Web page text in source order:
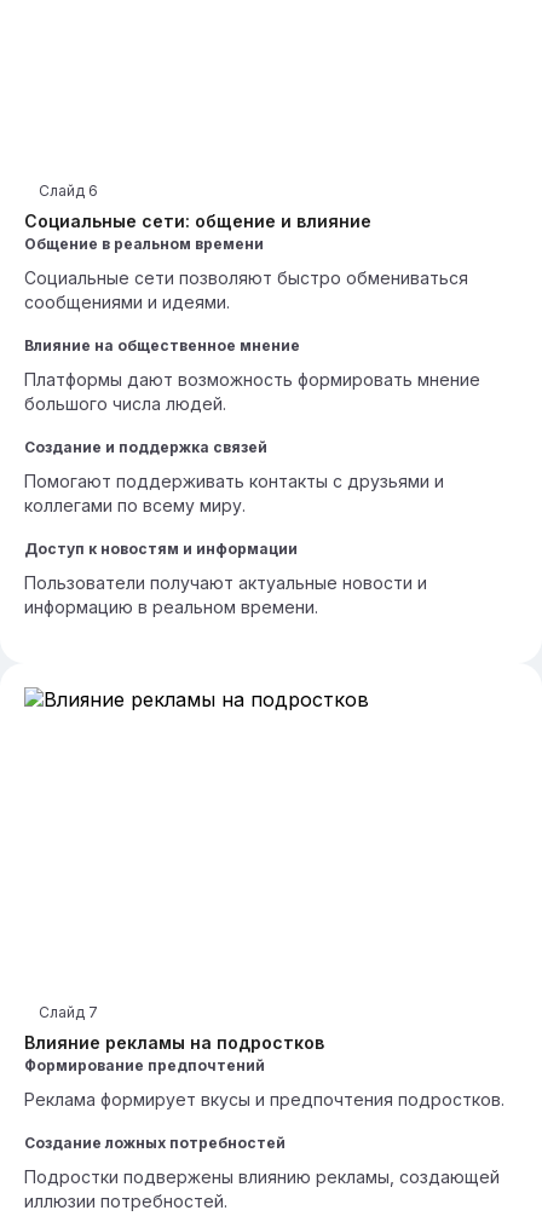
Социальные сети: общение и влияние
Слайд 6
Общение в реальном времени
Социальные сети позволяют быстро обмениваться
сообщениями и идеями.
Влияние на общественное мнение
Платформы дают возможность формировать мнение
большого числа людей.
Создание и поддержка связей
Помогают поддерживать контакты с друзьями и
коллегами по всему миру.
Доступ к новостям и информации
Пользователи получают актуальные новости и
информацию в реальном времени.
Влияние рекламы на подростков
Слайд 7
Формирование предпочтений
Реклама формирует вкусы и предпочтения подростков.
Создание ложных потребностей
Подростки подвержены влиянию рекламы, создающей
иллюзии потребностей.